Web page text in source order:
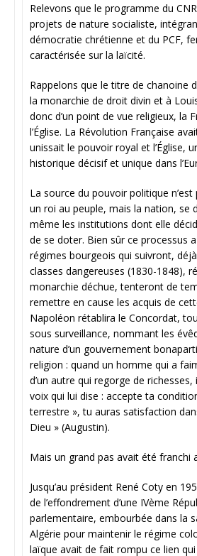
Relevons que le programme du
projets de nature socialiste,
démocratie chrétienne et du PCF,
caractérisée sur la laïcité.
Rappelons que le titre de chanoine
la monarchie de droit divin et à
donc d’un point de vue religieux, la
l’Église. La Révolution Française
unissait le pouvoir royal et l’Église,
historique décisif et unique dans
La source du pouvoir politique
un roi au peuple, mais la nation, se
même les institutions dont elle
de se doter. Bien sûr ce processus
régimes bourgeois qui suivront,
classes dangereuses (1830-1848),
monarchie déchue, tenteront de
remettre en cause les acquis de
Napoléon rétablira le Concordat,
sous surveillance, nommant les
nature d’un gouvernement
religion : quand un homme qui a
d’un autre qui regorge de
voix qui lui dise : accepte ta
terrestre », tu auras satisfaction
Dieu » (Augustin).
Mais un grand pas avait été franchi
Jusqu’au président René Coty en
de l’effondrement d’une IVème
parlementaire, embourbée dans la
Algérie pour maintenir le régime
laïque avait de fait rompu ce lien